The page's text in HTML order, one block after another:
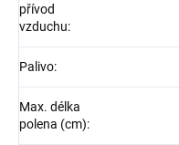
přívod
vzduchu:
Palivo:
Max. délka
polena (cm):